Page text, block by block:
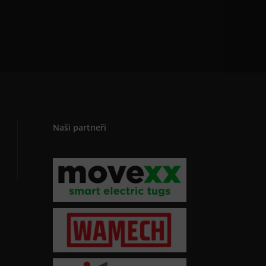
Naši partneři